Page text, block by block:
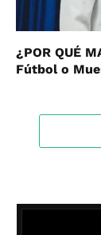
¿POR QUÉ
Fútbol o